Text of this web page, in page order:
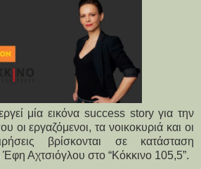
μία εικόνα success story για την
οι εργαζόμενοι, τα νοικοκυριά και οι
βρίσκονται σε κατάσταση
Αχτσιόγλου στο “Κόκκινο 105,5”.